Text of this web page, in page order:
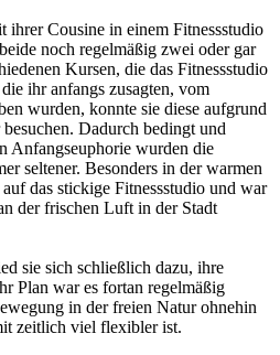
ihrer Cousine in einem Fitnessstudio
noch regelmäßig zwei oder gar
Kursen, die das Fitnessstudio
ihr anfangs zusagten, vom
wurden, konnte sie diese aufgrund
Dadurch bedingt und
Anfangseuphorie wurden die
seltener. Besonders in der warmen
das stickige Fitnessstudio und war
der frischen Luft in der Stadt
sie sich schließlich dazu, ihre
Plan war es fortan regelmäßig
in der freien Natur ohnehin
zeitlich viel flexibler ist.